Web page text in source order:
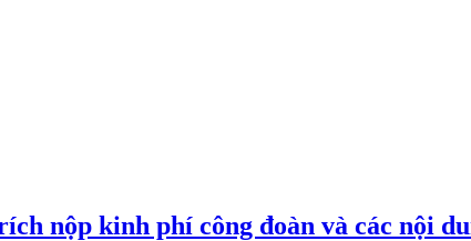
nộp kinh phí công đoàn và các nội